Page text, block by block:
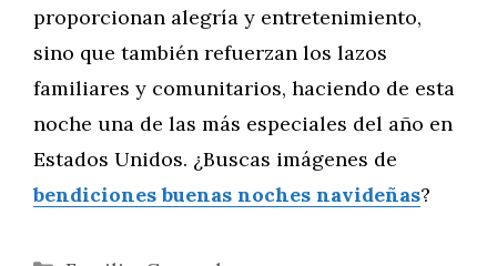
proporcionan alegría y entretenimiento,
sino que también refuerzan los lazos
familiares y comunitarios, haciendo de esta
noche una de las más especiales del año en
Estados Unidos. ¿Buscas imágenes de
bendiciones buenas noches navideñas?